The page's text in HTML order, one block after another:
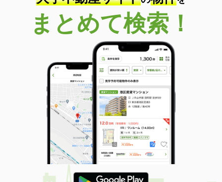
まとめて検索！